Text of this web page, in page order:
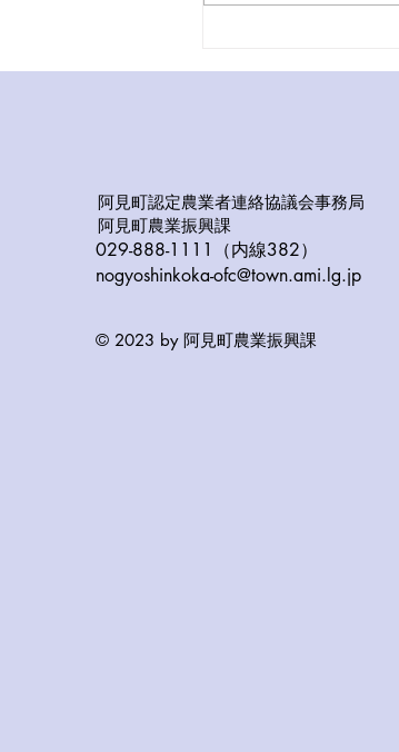
新規就農者さんを
阿見町認定農業者連絡協議会事務局
阿見町農業振興課
029-888-1111（内線382）
nogyoshinkoka-ofc@town.ami.lg.jp
© 2023 by 阿見町農業振興課